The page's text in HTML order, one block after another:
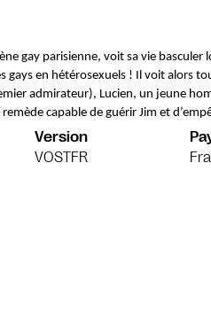
gay parisienne, voit sa vie
gays en hétérosexuels ! Il voit alors
admirateur), Lucien, un jeune
capable de guérir Jim et
Version
VOSTFR